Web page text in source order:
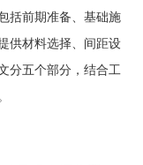
括前期准备、基础施
供材料选择、间距设
分五个部分，结合工